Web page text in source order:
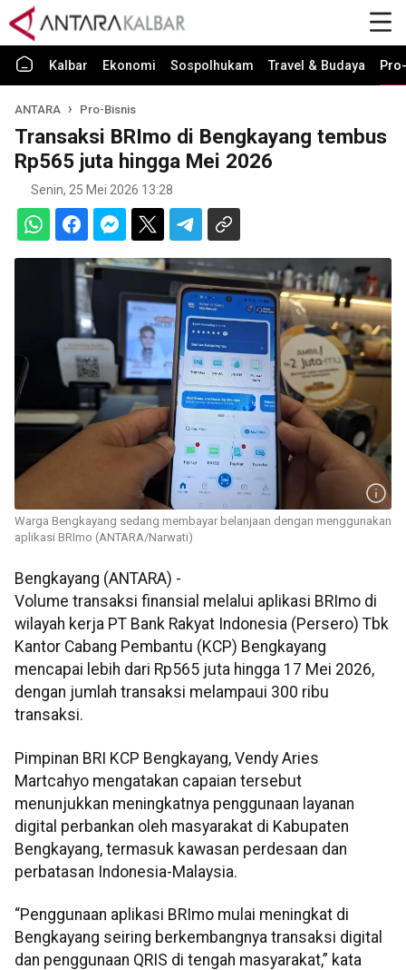
Kalbar Ekonomi Sospolhukam Travel & Budaya
ANTARA Pro-Bisnis
Transaksi BRImo di Bengkayang tembus
Rp565 juta hingga Mei 2026
Senin, 25 Mei 2026 13:28
Warga Bengkayang sedang membayar belanjaan dengan menggunakan
aplikasi BRImo (ANTARA/Narwati)
Bengkayang (ANTARA) -
Volume transaksi finansial melalui aplikasi BRImo di
wilayah kerja PT Bank Rakyat Indonesia (Persero) Tbk
Kantor Cabang Pembantu (KCP) Bengkayang
mencapai lebih dari Rp565 juta hingga 17 Mei 2026,
dengan jumlah transaksi melampaui 300 ribu
transaksi.
Pimpinan BRI KCP Bengkayang, Vendy Aries
Martcahyo mengatakan capaian tersebut
menunjukkan meningkatnya penggunaan layanan
digital perbankan oleh masyarakat di Kabupaten
Bengkayang, termasuk kawasan perdesaan dan
perbatasan Indonesia-Malaysia.
“Penggunaan aplikasi BRImo mulai meningkat di
Bengkayang seiring berkembangnya transaksi digital
dan penggunaan QRIS di tengah masyarakat,” kata